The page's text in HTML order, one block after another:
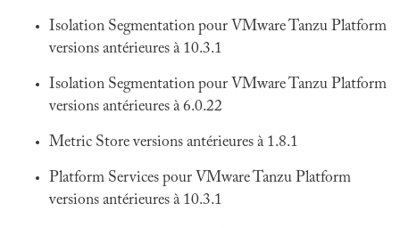
Isolation Segmentation pour VMware Tanzu Platform
versions antérieures à 10.3.1
Isolation Segmentation pour VMware Tanzu Platform
versions antérieures à 6.0.22
Metric Store versions antérieures à 1.8.1
Platform Services pour VMware Tanzu Platform
versions antérieures à 10.3.1